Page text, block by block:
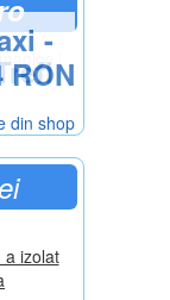
-
RON
din shop
a izolat